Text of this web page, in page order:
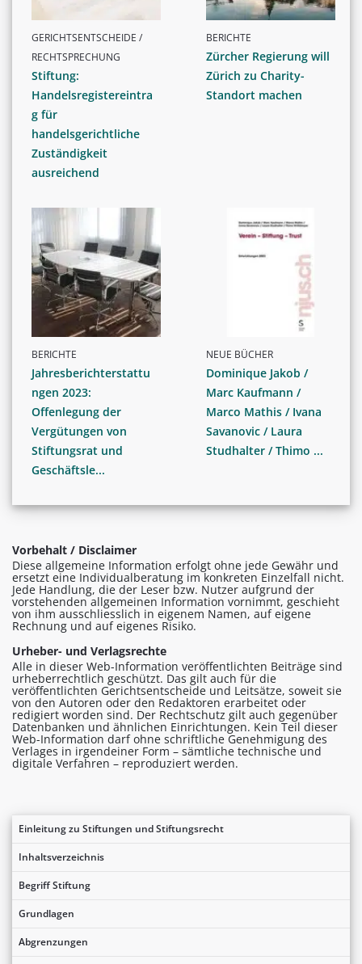
Einleitung zu Stiftungen und Stiftungsrecht
Inhaltsverzeichnis
Begriff Stiftung
Grundlagen
Abgrenzungen
GERICHTSENTSCHEIDE /
RECHTSPRECHUNG
Stiftung:
Handelsregistereintra
g für
handelsgerichtliche
Zuständigkeit
ausreichend
BERICHTE
Zürcher Regierung will
Zürich zu Charity-
Standort machen
BERICHTE
Jahresberichterstattu
ngen 2023:
Offenlegung der
Vergütungen von
Stiftungsrat und
Geschäftsle...
NEUE BÜCHER
Dominique Jakob /
Marc Kaufmann /
Marco Mathis / Ivana
Savanovic / Laura
Studhalter / Thimo ...
Vorbehalt / Disclaimer
Diese allgemeine Information erfolgt ohne jede Gewähr und
ersetzt eine Individualberatung im konkreten Einzelfall nicht.
Jede Handlung, die der Leser bzw. Nutzer aufgrund der
vorstehenden allgemeinen Information vornimmt, geschieht
von ihm ausschliesslich in eigenem Namen, auf eigene
Rechnung und auf eigenes Risiko.
Urheber- und Verlagsrechte
Alle in dieser Web-Information veröffentlichten Beiträge sind
urheberrechtlich geschützt. Das gilt auch für die
veröffentlichten Gerichtsentscheide und Leitsätze, soweit sie
von den Autoren oder den Redaktoren erarbeitet oder
redigiert worden sind. Der Rechtschutz gilt auch gegenüber
Datenbanken und ähnlichen Einrichtungen. Kein Teil dieser
Web-Information darf ohne schriftliche Genehmigung des
Verlages in irgendeiner Form – sämtliche technische und
digitale Verfahren – reproduziert werden.